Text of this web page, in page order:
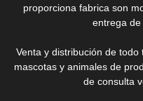
proporciona fabrica son
entrega de
Venta y distribución de
mascotas y animales de
de consulta